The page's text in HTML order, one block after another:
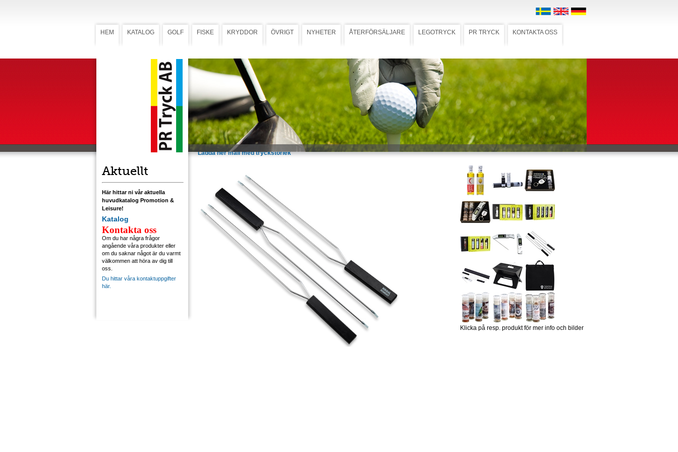
HEM KATALOG GOLF FISKE KRYDDOR ÖVRIGT NYHETER ÅTERFÖRSÄLJARE LEGOTRYCK PR TRYCK KONTAKTA OSS
Aktuellt
Här hittar ni vår aktuella
huvudkatalog Promotion &
Leisure!
Katalog
Kontakta oss
Om du har några frågor
angående våra produkter eller
om du saknar något är du varmt
välkommen att höra av dig till
oss.
Du hittar våra kontaktuppgifter
här.
Grillspett
Det perfekta grillspettet med dubbla spjut som
förhindrar att det du grillar snurrar runt.
Svartlackerat trähandtag. Förädlas med
tampotryck. Tryckyta 90x10 mm. Grillspetten
levereras styckvis eller som paket med två
eller fyra spett i papperstub som kan förädlas
med etikett, 90x74 mm.
Ladda ner mall med tryckstorlek
Klicka på resp. produkt för mer info och bilder
Ladda ner högupplöst bild